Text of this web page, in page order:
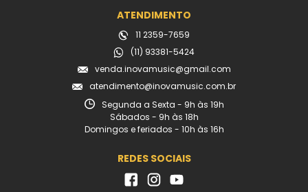
ATENDIMENTO
11 2359-7659
(11) 93381-5424
venda.inovamusic@gmail.com
atendimento@inovamusic.com.br
Segunda a Sexta - 9h às 19h
Sábados - 9h às 18h
Domingos e feriados - 10h às 16h
REDES SOCIAIS